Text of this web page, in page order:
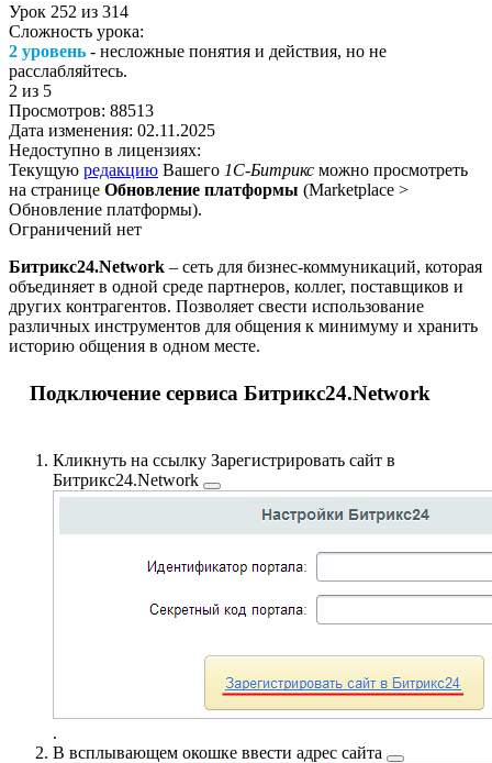
Урок 252 из 314
Сложность урока:
2 уровень - несложные понятия и действия, но не
расслабляйтесь.
2 из 5
Просмотров: 88513
Дата изменения: 02.11.2025
Недоступно в лицензиях:
Текущую редакцию Вашего 1С-Битрикс можно просмотреть
на странице Обновление платформы (Marketplace >
Обновление платформы).
Ограничений нет
Битрикс24.Network – сеть для бизнес-коммуникаций, которая
объединяет в одной среде партнеров, коллег, поставщиков и
других контрагентов. Позволяет свести использование
различных инструментов для общения к минимуму и хранить
историю общения в одном месте.
Подключение сервиса Битрикс24.Network
Кликнуть на ссылку Зарегистрировать сайт в
Битрикс24.Network
.
В всплывающем окошке ввести адрес сайта